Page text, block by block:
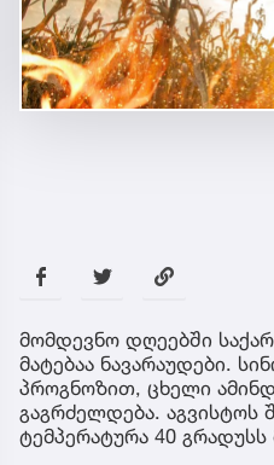
მომდევნო დღეებში
მატებაა ნავარაუდები.
პროგნოზით, ცხელი
გაგრძელდება. აგვისტოს
ტემპერატურა 40 გრადუსს